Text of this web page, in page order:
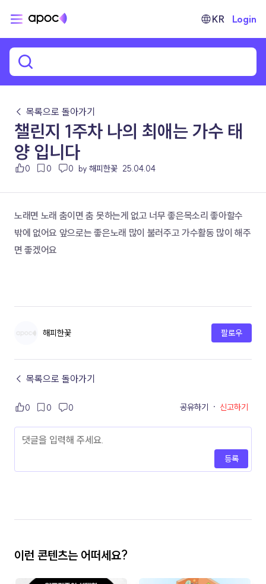
KR Login
← 목록으로 돌아가기
챌린지 1주차 나의 최애는 가수 태
양 입니다
0 0 0 by 해피한꽃 25.04.04
노래면 노래 춤이면 춤 못하는게 없고 너무 좋은목소리 좋아할수
밖에 없어요 앞으로는 좋은노래 많이 불러주고 가수활동 많이 해주
면 좋겠어요
해피한꽃 팔로우
← 목록으로 돌아가기
0 0 0 공유하기 · 신고하기
등록
이런 콘텐츠는 어떠세요?